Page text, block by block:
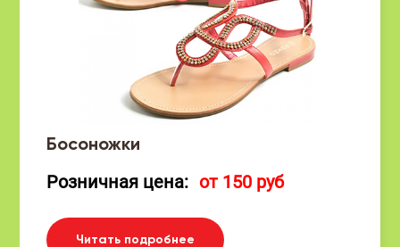
Босоножки
Розничная цена: от 150 руб
Читать подробнее